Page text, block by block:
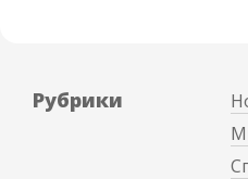
Рубрики